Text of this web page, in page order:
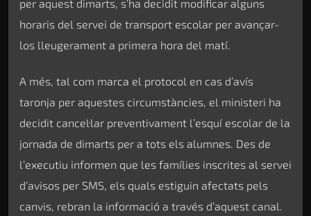
per aquest dimarts, s’ha decidit modificar alguns
horaris del servei de transport escolar per avançar-
los lleugerament a primera hora del matí.
A més, tal com marca el protocol en cas d’avís
taronja per aquestes circumstàncies, el ministeri ha
decidit cancel·lar preventivament l’esquí escolar de la
jornada de dimarts per a tots els alumnes. Des de
l’executiu informen que les famílies inscrites al servei
d’avisos per SMS, els quals estiguin afectats pels
canvis, rebran la informació a través d’aquest canal.